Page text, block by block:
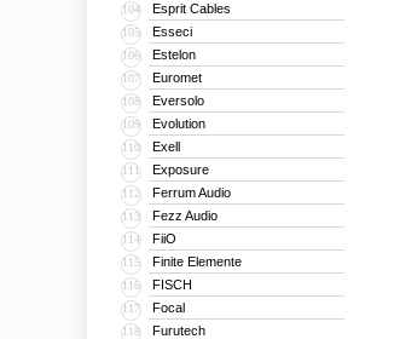
104 Esprit Cables
105 Esseci
106 Estelon
107 Euromet
108 Eversolo
109 Evolution
110 Exell
111 Exposure
112 Ferrum Audio
113 Fezz Audio
114 FiiO
115 Finite Elemente
116 FISCH
117 Focal
118 Furutech